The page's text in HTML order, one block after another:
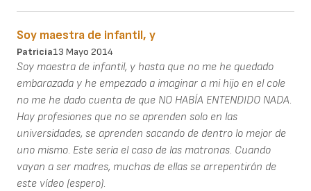
Soy maestra de infantil, y
Patricia13 Mayo 2014
Soy maestra de infantil, y hasta que no me he quedado
embarazada y he empezado a imaginar a mi hijo en el cole
no me he dado cuenta de que NO HABÍA ENTENDIDO NADA.
Hay profesiones que no se aprenden solo en las
universidades, se aprenden sacando de dentro lo mejor de
uno mismo. Este sería el caso de las matronas. Cuando
vayan a ser madres, muchas de ellas se arrepentirán de
este vídeo (espero).